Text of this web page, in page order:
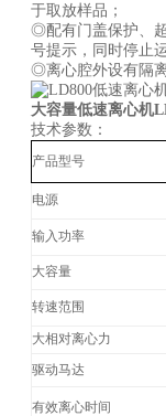
于取放样品；
◎配有门盖保护、
号提示，同时停止
◎离心腔外设有隔
大容量低速离心机
技术参数：
产品型号
电源
输入功率
大容量
转速范围
大相对离心力
驱动马达
有效离心时间